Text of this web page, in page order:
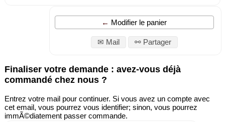
Modifier le panier
✉ Mail ⚯ Partager
Finaliser votre demande : avez-vous déjà
commandé chez nous ?
Entrez votre mail pour continuer. Si vous avez un compte avec
cet email, vous pourrez vous identifier; sinon, vous pourrez
immÃ©diatement passer commande.